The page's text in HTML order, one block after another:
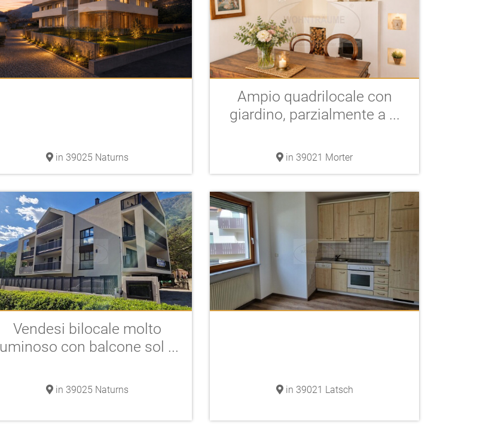
in 39025 Naturns
Ampio quadrilocale con
giardino, parzialmente a ...
in 39021 Morter
Vendesi bilocale molto
luminoso con balcone sol ...
in 39025 Naturns in 39021 Latsch